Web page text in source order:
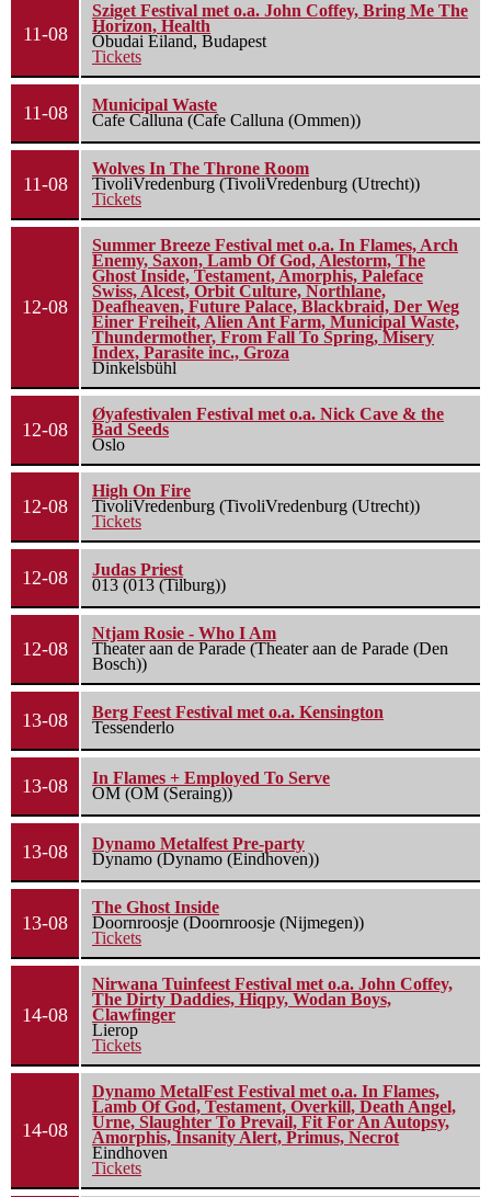
11-08
Sziget Festival met o.a. John Coffey, Bring Me The
Horizon, Health
Óbudai Eiland, Budapest
Tickets
11-08
Municipal Waste
Cafe Calluna (Cafe Calluna (Ommen))
11-08
Wolves In The Throne Room
TivoliVredenburg (TivoliVredenburg (Utrecht))
Tickets
12-08
Summer Breeze Festival met o.a. In Flames, Arch
Enemy, Saxon, Lamb Of God, Alestorm, The
Ghost Inside, Testament, Amorphis, Paleface
Swiss, Alcest, Orbit Culture, Northlane,
Deafheaven, Future Palace, Blackbraid, Der Weg
Einer Freiheit, Alien Ant Farm, Municipal Waste,
Thundermother, From Fall To Spring, Misery
Index, Parasite inc., Groza
Dinkelsbühl
12-08
Øyafestivalen Festival met o.a. Nick Cave & the
Bad Seeds
Oslo
12-08
High On Fire
TivoliVredenburg (TivoliVredenburg (Utrecht))
Tickets
12-08
Judas Priest
013 (013 (Tilburg))
12-08
Ntjam Rosie - Who I Am
Theater aan de Parade (Theater aan de Parade (Den
Bosch))
13-08
Berg Feest Festival met o.a. Kensington
Tessenderlo
13-08
In Flames + Employed To Serve
OM (OM (Seraing))
13-08
Dynamo Metalfest Pre-party
Dynamo (Dynamo (Eindhoven))
13-08
The Ghost Inside
Doornroosje (Doornroosje (Nijmegen))
Tickets
14-08
Nirwana Tuinfeest Festival met o.a. John Coffey,
The Dirty Daddies, Hiqpy, Wodan Boys,
Clawfinger
Lierop
Tickets
14-08
Dynamo MetalFest Festival met o.a. In Flames,
Lamb Of God, Testament, Overkill, Death Angel,
Urne, Slaughter To Prevail, Fit For An Autopsy,
Amorphis, Insanity Alert, Primus, Necrot
Eindhoven
Tickets